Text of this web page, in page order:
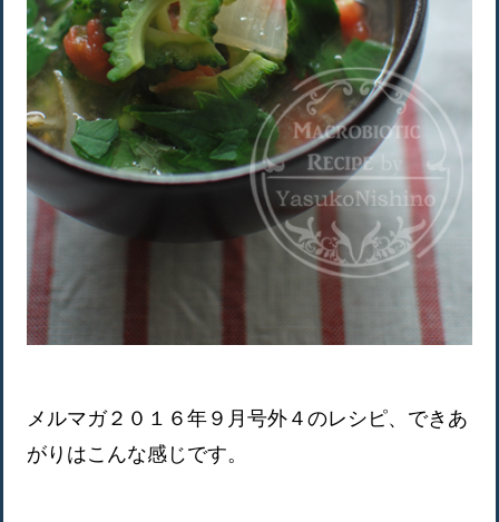
メルマガ２０１６年９月号外４のレシピ、できあ
がりはこんな感じです。